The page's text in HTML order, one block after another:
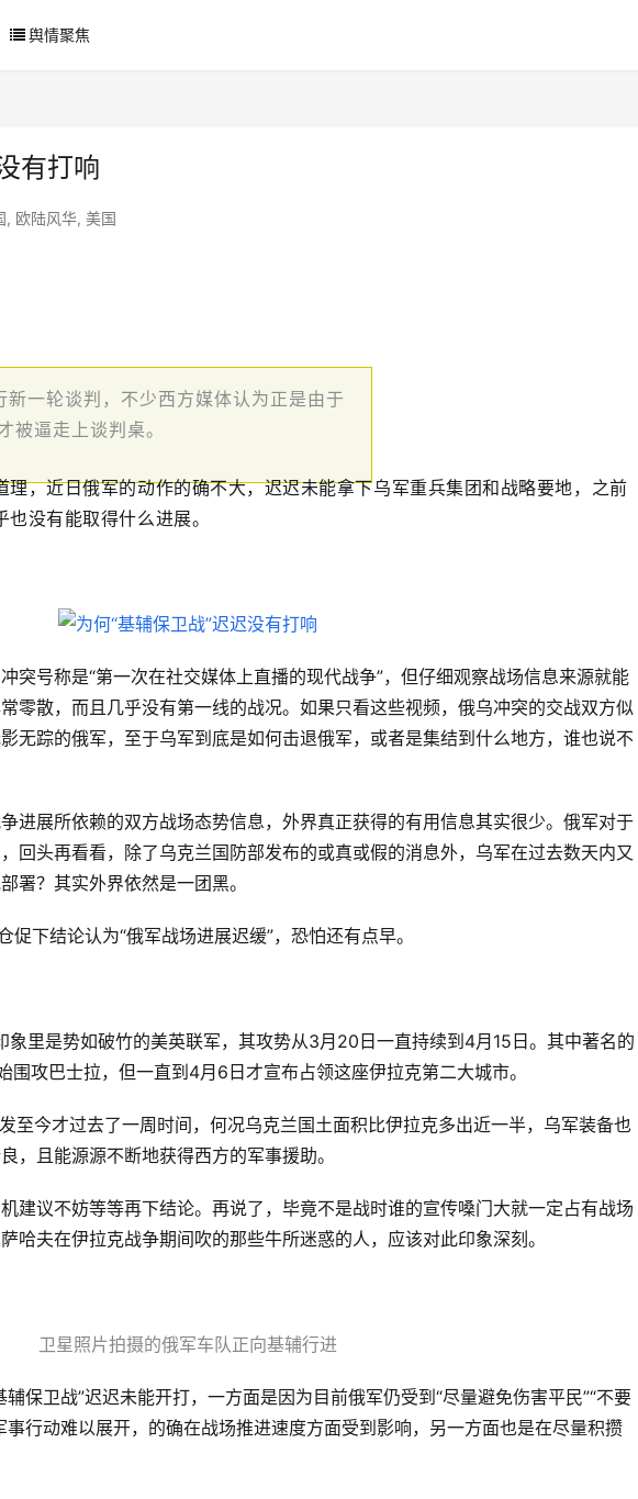
舆情聚焦
有打响
, 欧陆风华, 美国
一轮谈判，不少西方媒体认为正是由于
被逼走上谈判桌。
，近日俄军的动作的确不大，迟迟未能拿下乌军重兵集团和战略要地，之前
没有能取得什么进展。
突号称是“第一次在社交媒体上直播的现代战争”，但仔细观察战场信息来源就能
零散，而且几乎没有第一线的战况。如果只看这些视频，俄乌冲突的交战双方似
无踪的俄军，至于乌军到底是如何击退俄军，或者是集结到什么地方，谁也说不
进展所依赖的双方战场态势信息，外界真正获得的有用信息其实很少。俄军对于
回头再看看，除了乌克兰国防部发布的或真或假的消息外，乌军在过去数天内又
署？其实外界依然是一团黑。
促下结论认为“俄军战场进展迟缓”，恐怕还有点早。
里是势如破竹的美英联军，其攻势从3月20日一直持续到4月15日。其中著名的
围攻巴士拉，但一直到4月6日才宣布占领这座伊拉克第二大城市。
至今才过去了一周时间，何况乌克兰国土面积比伊拉克多出近一半，乌军装备也
，且能源源不断地获得西方的军事援助。
建议不妨等等再下结论。再说了，毕竟不是战时谁的宣传嗓门大就一定占有战场
夫在伊拉克战争期间吹的那些牛所迷惑的人，应该对此印象深刻。
卫星照片拍摄的俄军车队正向基辅行进
保卫战”迟迟未能开打，一方面是因为目前俄军仍受到“尽量避免伤害平民”“不要
行动难以展开，的确在战场推进速度方面受到影响，另一方面也是在尽量积攒